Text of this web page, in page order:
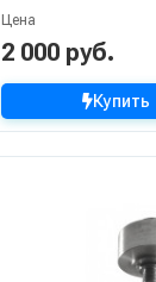
Цена
2 000 руб.
Купить